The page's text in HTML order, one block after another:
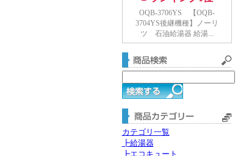
カテゴリ一覧
┣給湯器
┣エコキュート